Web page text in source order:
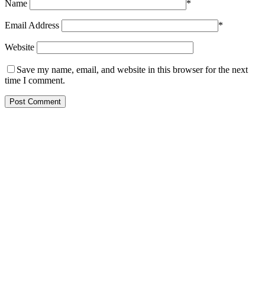
Name *
Email Address *
Website
Save my name, email, and website in this browser for the next
time I comment.